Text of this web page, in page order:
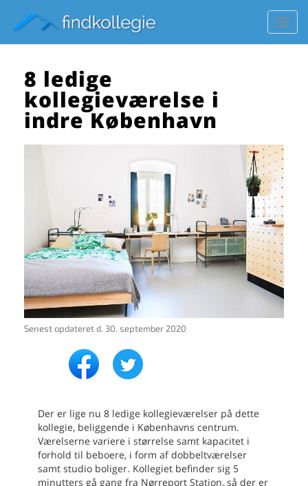
8 ledige
kollegieværelse i
indre København
Senest opdateret d. 30. september 2020
Der er lige nu 8 ledige kollegieværelser på dette
kollegie, beliggende i Københavns centrum.
Værelserne variere i størrelse samt kapacitet i
forhold til beboere, i form af dobbeltværelser
samt studio boliger. Kollegiet befinder sig 5
minutters gå gang fra Nørreport Station, så der er